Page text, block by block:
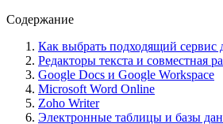
Содержание
Как выбрать подходящий сервис
Редакторы текста и совместная
Google Docs и Google Workspace
Microsoft Word Online
Zoho Writer
Электронные таблицы и базы